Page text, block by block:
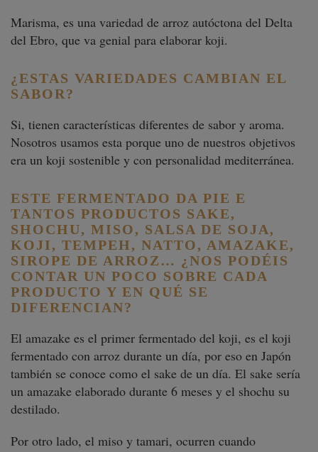
Marisma, es una variedad de arroz autóctona del Delta
del Ebro, que va genial para elaborar koji.
¿ESTAS VARIEDADES CAMBIAN EL
SABOR?
Si, tienen características diferentes de sabor y aroma.
Nosotros usamos esta porque uno de nuestros objetivos
era un koji sostenible y con personalidad mediterránea.
ESTE FERMENTADO DA PIE E
TANTOS PRODUCTOS SAKE,
SHOCHU, MISO, SALSA DE SOJA,
KOJI, TEMPEH, NATTO, AMAZAKE,
SIROPE DE ARROZ… ¿NOS PODÉIS
CONTAR UN POCO SOBRE CADA
PRODUCTO Y EN QUÉ SE
DIFERENCIAN?
El amazake es el primer fermentado del koji, es el koji
fermentado con arroz durante un día, por eso en Japón
también se conoce como el sake de un día. El sake sería
un amazake elaborado durante 6 meses y el shochu su
destilado.
Por otro lado, el miso y tamari, ocurren cuando